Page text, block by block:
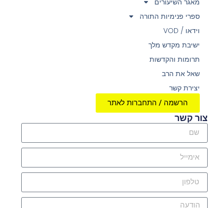
ספרי פנימיות התורה
וידאו / VOD
ישיבת מקדש מלך
תרומות והקדשות
שאל את הרב
יצירת קשר
הרשמה / התחברות לאתר
צור קשר